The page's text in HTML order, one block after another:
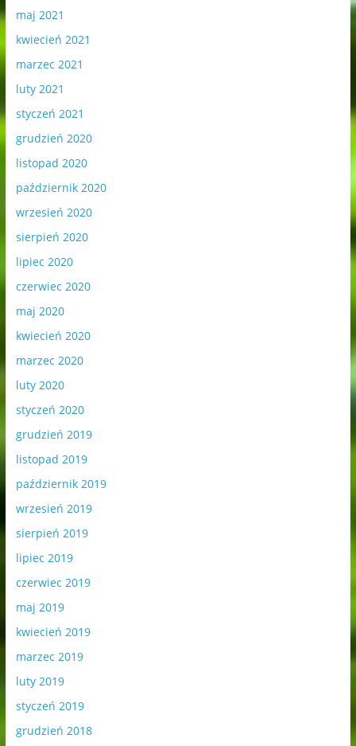
maj 2021
kwiecień 2021
marzec 2021
luty 2021
styczeń 2021
grudzień 2020
listopad 2020
październik 2020
wrzesień 2020
sierpień 2020
lipiec 2020
czerwiec 2020
maj 2020
kwiecień 2020
marzec 2020
luty 2020
styczeń 2020
grudzień 2019
listopad 2019
październik 2019
wrzesień 2019
sierpień 2019
lipiec 2019
czerwiec 2019
maj 2019
kwiecień 2019
marzec 2019
luty 2019
styczeń 2019
grudzień 2018